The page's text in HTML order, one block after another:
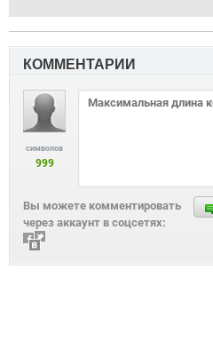
КОММЕНТАРИИ
символов
999
Вы можете комментировать
через аккаунт в соцсетях: